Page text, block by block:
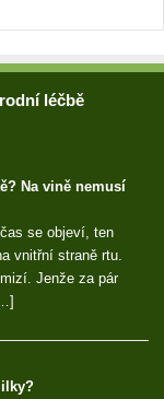
léčbě
Na vině nemusí
se objeví, ten
vnitřní straně rtu.
Jenže za pár